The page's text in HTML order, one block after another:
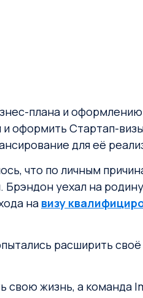
плана и
оформить Стартап-
для её
что по личным
уехал на
на визу
расширить своё
жизнь, а команда